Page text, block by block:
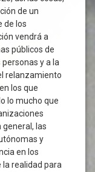
de un
de los
vendrá a
públicos de
y a la
relanzamiento
los que
lo mucho que
general, las
y
en los
realidad para